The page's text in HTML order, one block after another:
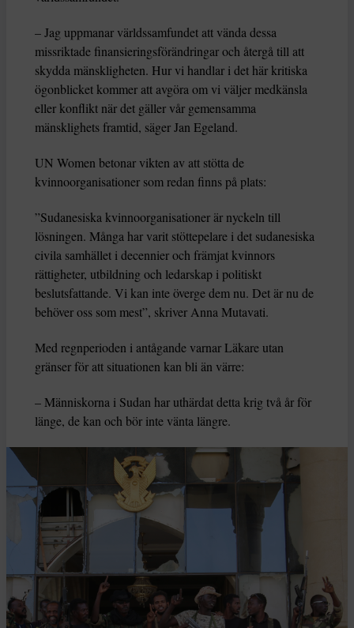
– Jag uppmanar världssamfundet att vända dessa
missriktade finansieringsförändringar och återgå till att
skydda mänskligheten. Hur vi handlar i det här kritiska
ögonblicket kommer att avgöra om vi väljer medkänsla
eller konflikt när det gäller vår gemensamma
mänsklighets framtid, säger Jan Egeland.
UN Women betonar vikten av att stötta de
kvinnoorganisationer som redan finns på plats:
”Sudanesiska kvinnoorganisationer är nyckeln till
lösningen. Många har varit stöttepelare i det sudanesiska
civila samhället i decennier och främjat kvinnors
rättigheter, utbildning och ledarskap i politiskt
beslutsfattande. Vi kan inte överge dem nu. Det är nu de
behöver oss som mest”, skriver Anna Mutavati.
Med regnperioden i antågande varnar Läkare utan
gränser för att situationen kan bli än värre:
– Människorna i Sudan har uthärdat detta krig två år för
länge, de kan och bör inte vänta längre.